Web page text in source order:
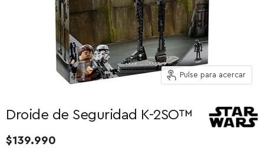
Pulse para acercar
Droide de Seguridad K-2SO™
$139.990